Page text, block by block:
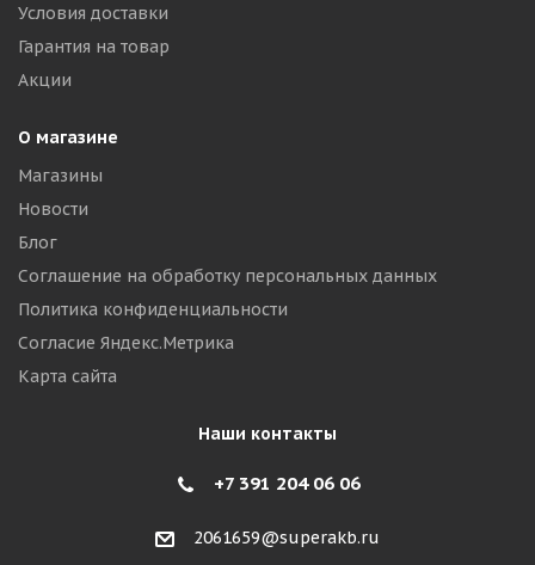
Условия доставки
Гарантия на товар
Акции
О магазине
Магазины
Новости
Блог
Соглашение на обработку персональных данных
Политика конфиденциальности
Согласие Яндекс.Метрика
Карта сайта
Наши контакты
+7 391 204 06 06
2061659@superakb.ru